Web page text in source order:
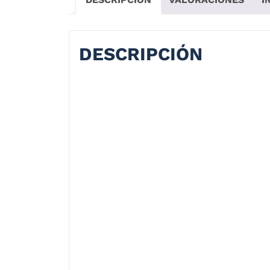
DESCRIPCIÓN